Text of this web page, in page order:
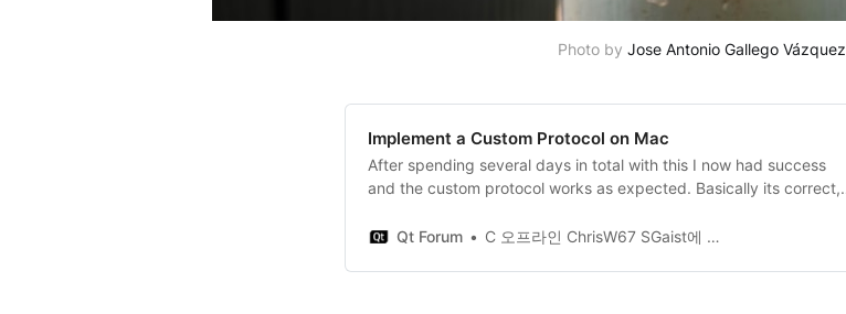
Photo by Jose Antonio Gallego Vázquez
Implement a Custom Protocol on Mac
After spending several days in total with this I now had success
and the custom protocol works as expected. Basically its correct,
Qt Forum
C 오프라인 ChrisW67 SGaist에 답함 마지막 수정자: ChrisW67 #3